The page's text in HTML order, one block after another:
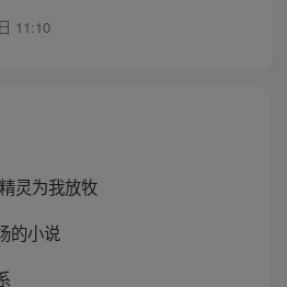
11:10
灵为我放牧
的小说